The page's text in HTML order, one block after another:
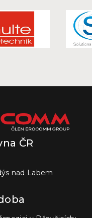
ČR
nad Labem